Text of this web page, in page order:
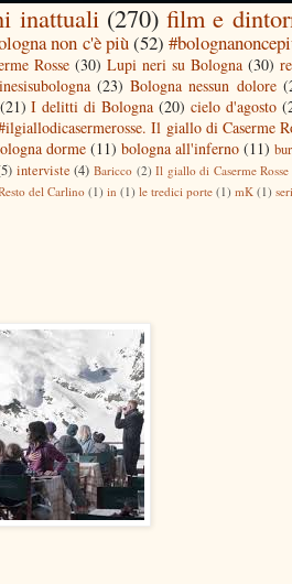
inattuali (270) film e
non c'è più(52)
Rosse (30) Lupi neri su Bologna (30)
(23) Bologna nessun dolore
(21) I delitti di Bologna (20) cielo d'agosto
Il giallo di Caserme
dorme (11) bologna all'inferno (11)
interviste (4) Baricco (2) Il giallo di Caserme Rosse
del Carlino (1) in (1) le tredici porte (1) mK (1)